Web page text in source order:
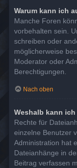
Warum kann ich
Manche Foren
vorbehalten sein.
schreiben oder
möglicherweise
Moderator oder
Berechtigungen.
Nach oben
Weshalb kann
Rechte für
einzelne Benutzer
Administration hat
Dateianhänge in
Beitrag verfassen